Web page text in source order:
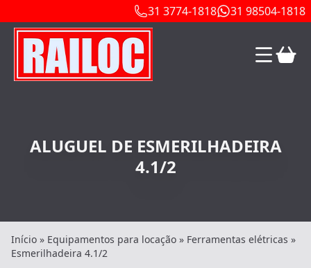
31 3774-1818 31 98504-1818
ALUGUEL DE ESMERILHADEIRA
4.1/2
Início » Equipamentos para locação » Ferramentas elétricas »
Esmerilhadeira 4.1/2